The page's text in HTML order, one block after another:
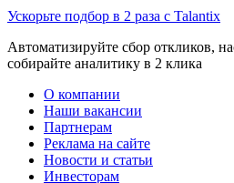
Ускорьте подбор в 2 раза с Talantix
Автоматизируйте сбор откликов,
собирайте аналитику в 2 клика
О компании
Наши вакансии
Партнерам
Реклама на сайте
Новости и статьи
Инвесторам